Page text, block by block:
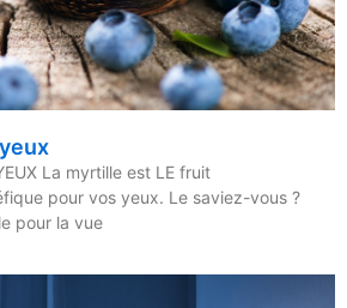
La myrtille est LE fruit
pour vos yeux. Le saviez-vous ?
pour la vue